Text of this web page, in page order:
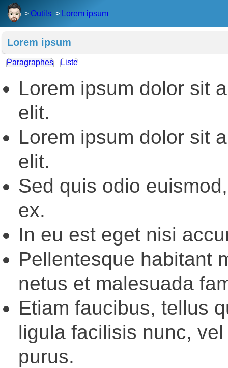
Outils Lorem ipsum
Lorem ipsum
Paragraphes Liste
Lorem ipsum dolor sit
elit.
Lorem ipsum dolor sit
elit.
Sed quis odio
ex.
In eu est eget nisi
Pellentesque habitant
netus et malesuada
Etiam faucibus, tellus
ligula facilisis nunc,
purus.